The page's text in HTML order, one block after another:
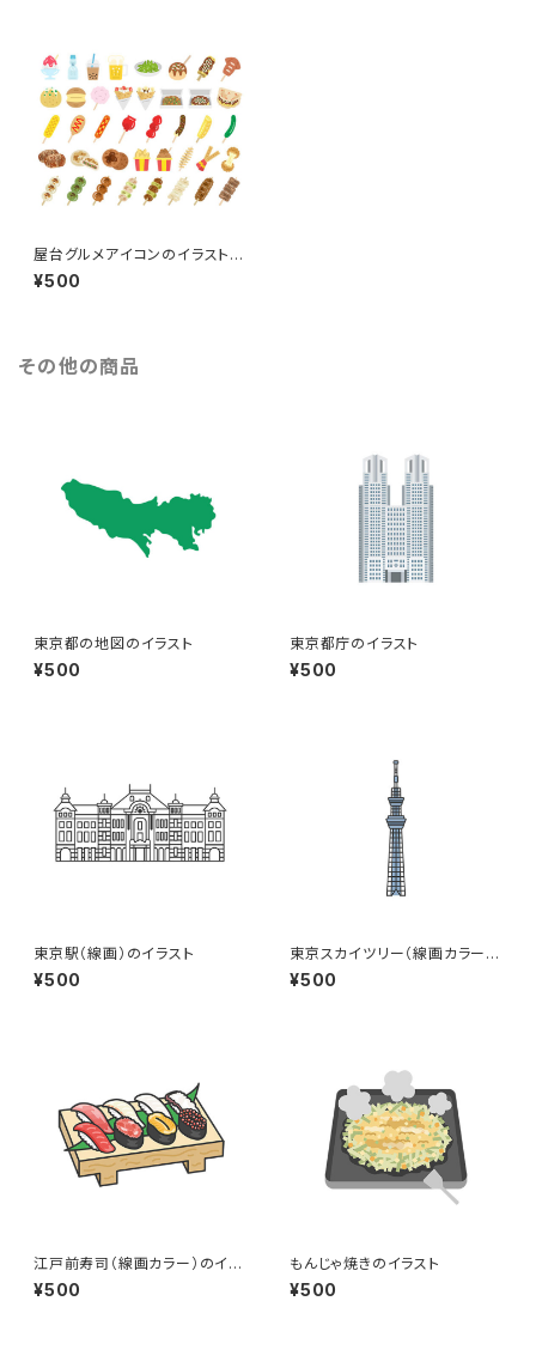
屋台グルメアイコンのイラスト4
0個セット
¥500
その他の商品
東京都の地図のイラスト
¥500
東京都庁のイラスト
¥500
東京駅（線画）のイラスト
¥500
東京スカイツリー（線画カラー）
のイラスト
¥500
江戸前寿司（線画カラー）のイラ
スト
¥500
もんじゃ焼きのイラスト
¥500